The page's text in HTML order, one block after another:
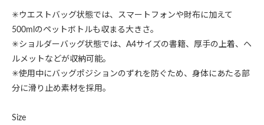
✳︎ウエストバッグ状態では、スマートフォンや財布に加えて
500mlのペットボトルも収まる大きさ。
✳︎ショルダーバッグ状態では、A4サイズの書籍、厚手の上着、ヘ
ルメットなどが収納可能。
✳︎使用中にバッグポジションのずれを防ぐため、身体にあたる部
分に滑り止め素材を採用。
Size